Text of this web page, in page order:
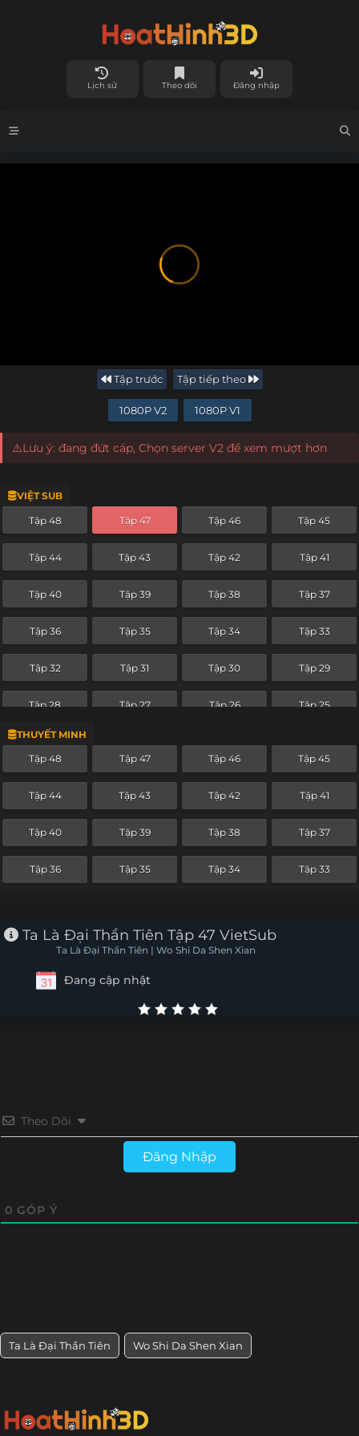
Lịch sử Theo dõi Đăng nhập
Tập trước Tập tiếp theo
1080P V2 1080P V1
⚠️Lưu ý: đang đứt cáp, Chọn server V2 để xem mượt hơn
VIỆT SUB
Tập 48 Tập 47 Tập 46 Tập 45
Tập 44 Tập 43 Tập 42 Tập 41
Tập 40 Tập 39 Tập 38 Tập 37
Tập 36 Tập 35 Tập 34 Tập 33
Tập 32 Tập 31 Tập 30 Tập 29
Tập 28 Tập 27 Tập 26 Tập 25
Tập 24
THUYẾT MINH
Tập 48 Tập 47 Tập 46 Tập 45
Tập 44 Tập 43 Tập 42 Tập 41
Tập 40 Tập 39 Tập 38 Tập 37
Tập 36 Tập 35 Tập 34 Tập 33
Ta Là Đại Thần Tiên Tập 47 VietSub
Ta Là Đại Thần Tiên | Wo Shi Da Shen Xian
Đang cập nhật
Theo Dõi
Đăng Nhập
0 GÓP Ý
Ta Là Đại Thần Tiên Wo Shi Da Shen Xian